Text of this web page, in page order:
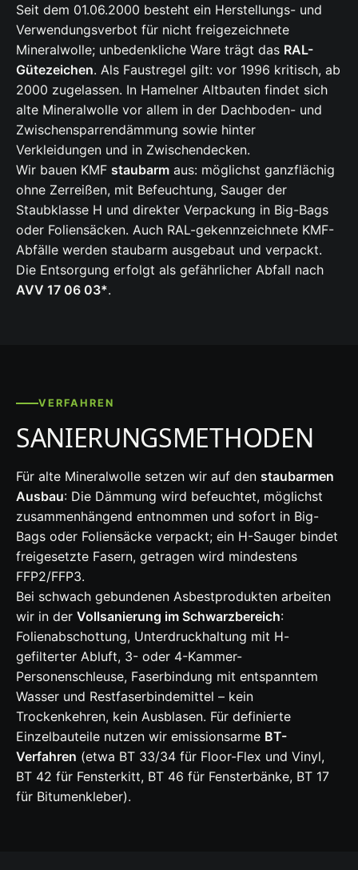
Seit dem 01.06.2000 besteht ein Herstellungs- und
Verwendungsverbot für nicht freigezeichnete
Mineralwolle; unbedenkliche Ware trägt das RAL-
Gütezeichen. Als Faustregel gilt: vor 1996 kritisch, ab
2000 zugelassen. In Hamelner Altbauten findet sich
alte Mineralwolle vor allem in der Dachboden- und
Zwischensparrendämmung sowie hinter
Verkleidungen und in Zwischendecken.
Wir bauen KMF staubarm aus: möglichst ganzflächig
ohne Zerreißen, mit Befeuchtung, Sauger der
Staubklasse H und direkter Verpackung in Big-Bags
oder Foliensäcken. Auch RAL-gekennzeichnete KMF-
Abfälle werden staubarm ausgebaut und verpackt.
Die Entsorgung erfolgt als gefährlicher Abfall nach
AVV 17 06 03*.
VERFAHREN
SANIERUNGSMETHODEN
Für alte Mineralwolle setzen wir auf den staubarmen
Ausbau: Die Dämmung wird befeuchtet, möglichst
zusammenhängend entnommen und sofort in Big-
Bags oder Foliensäcke verpackt; ein H-Sauger bindet
freigesetzte Fasern, getragen wird mindestens
FFP2/FFP3.
Bei schwach gebundenen Asbestprodukten arbeiten
wir in der Vollsanierung im Schwarzbereich:
Folienabschottung, Unterdruckhaltung mit H-
gefilterter Abluft, 3- oder 4-Kammer-
Personenschleuse, Faserbindung mit entspanntem
Wasser und Restfaserbindemittel – kein
Trockenkehren, kein Ausblasen. Für definierte
Einzelbauteile nutzen wir emissionsarme BT-
Verfahren (etwa BT 33/34 für Floor-Flex und Vinyl,
BT 42 für Fensterkitt, BT 46 für Fensterbänke, BT 17
für Bitumenkleber).